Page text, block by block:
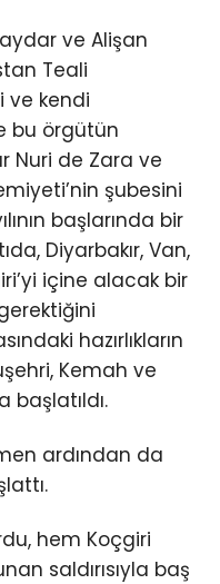
ve Alişan
Teali
ve kendi
bu örgütün
Nuri de Zara ve
şubesini
başlarında bir
Diyarbakır, Van,
içine alacak bir
hazırlıkların
Kemah ve
başlatıldı.
ardından da
hem Koçgiri
saldırısıyla baş